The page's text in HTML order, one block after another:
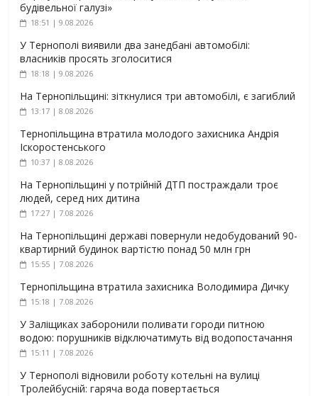
будівельної галузі»
18:51 | 9.08.2026
У Тернополі виявили два занедбані автомобілі:
власників просять зголоситися
18:18 | 9.08.2026
На Тернопільщині: зіткнулися три автомобілі, є загиблий
13:17 | 8.08.2026
Тернопільщина втратила молодого захисника Андрія
Іскоростенського
10:37 | 8.08.2026
На Тернопільщині у потрійній ДТП постраждали троє
людей, серед них дитина
17:27 | 7.08.2026
На Тернопільщині державі повернули недобудований 90-
квартирний будинок вартістю понад 50 млн грн
15:55 | 7.08.2026
Тернопільщина втратила захисника Володимира Дичку
15:18 | 7.08.2026
У Заліщиках заборонили поливати городи питною
водою: порушників відключатимуть від водопостачання
15:11 | 7.08.2026
У Тернополі відновили роботу котельні на вулиці
Тролейбусній: гаряча вода повертається